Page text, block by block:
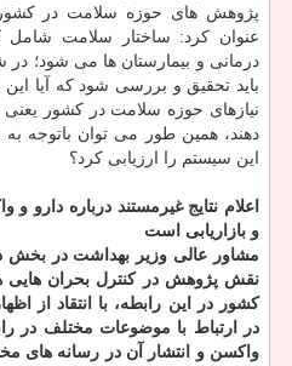
پژوهش های حوزه سلامت در
عنوان کرد: ساختار سلامت شامل
درمانی و بیمارستان ها می شود؛
باید تحقیق و بررسی شود که آیا این
نیازهای حوزه سلامت در کشور
دهند، همین طور می توان باتوجه
این سیستم را ارزیابی کرد؟
اعلام نتایج غیرمستند درباره دارو
و بازاریابی است
مشاور عالی وزیر بهداشت در بخش
نقش پژوهش در کنترل بحران هایی
کشور در این رابطه، با انتقاد از
در ارتباط با موضوعات مختلف در
واکسن و انتشار آن در رسانه های